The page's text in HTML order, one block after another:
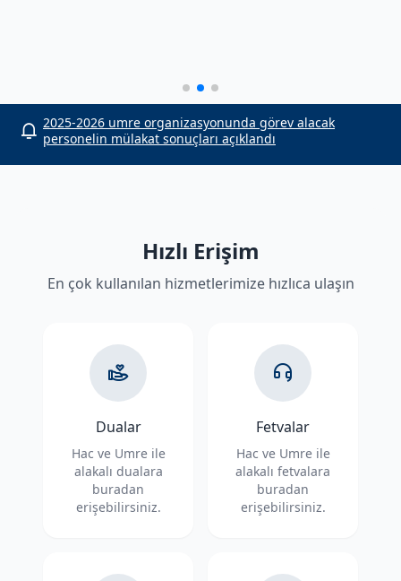
2025-2026 umre organizasyonunda görev alacak
personelin mülakat sonuçları açıklandı
Hızlı Erişim
En çok kullanılan hizmetlerimize hızlıca ulaşın
Dualar
Hac ve Umre ile
alakalı dualara
buradan
erişebilirsiniz.
Fetvalar
Hac ve Umre ile
alakalı fetvalara
buradan
erişebilirsiniz.